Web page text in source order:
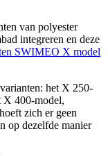
van polyester
integreren en deze
SWIMEO X model
het X 250-
X 400-model,
zich er geen
op dezelfde manier